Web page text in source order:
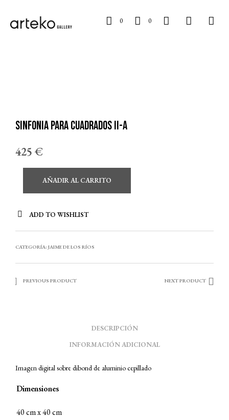
0 0
Sinfonia para cuadrados II-A
425€
AÑADIR AL CARRITO
ADD TO WISHLIST
CATEGORÍA: JAIME DE LOS RÍOS
PREVIOUS PRODUCT NEXT PRODUCT
DESCRIPCIÓN
INFORMACIÓN ADICIONAL
Imagen digital sobre dibond de aluminio cepillado
Dimensiones
40 cm x 40 cm